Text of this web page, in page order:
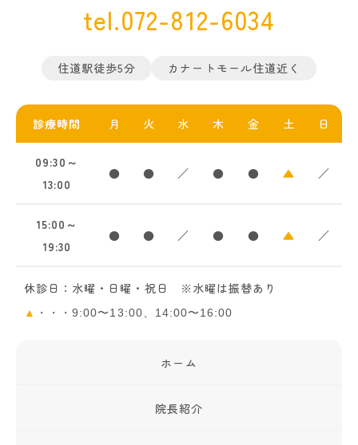
tel.072-812-6034
住道駅徒歩5分 カナートモール住道近く
診療時間 月 火 水 木 金 土 日
09:30～
13:00
● ● ／ ● ● ▲ ／
15:00～
19:30
● ● ／ ● ● ▲ ／
休診日：水曜・日曜・祝日 ※水曜は振替あり
▲ ・・・9:00〜13:00、14:00〜16:00
ホーム
院長紹介